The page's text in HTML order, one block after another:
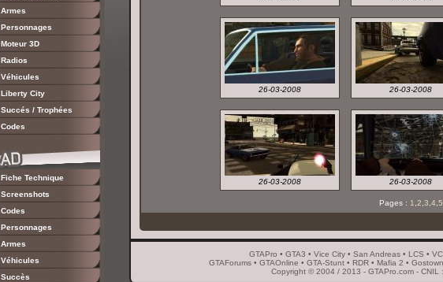
Armes
Personnages
Moteur 3D
Radios
Véhicules
Liberty City
Succés / Trophées
Codes
Fiche Technique
Screenshots
Codes
Personnages
Armes
Véhicules
Succès
26-03-2008 26-03-2008
26-03-2008 26-03-2008
Pages : 1 2 3 4 5
GTAPro • GTA3 • Vice City • San Andreas • LCS •
GTAForums • GTAOnline • GTA-Stunt • RDR • Mafia 2 •
Copyright © 2004 / 2013 - GTAPro.com - CNIL